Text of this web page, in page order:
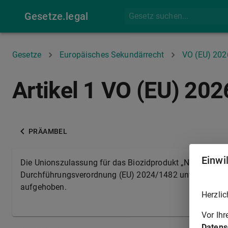
Gesetze.legal
Gesetze Europäisches Sekundärrecht VO (EU)
Artikel 1 VO (EU)
PRÄAMBEL
Die Unionszulassung für das Biozidprodukt „Nordkalk
Durchführungsverordnung (EU) 2024/1482 unter der
aufgehoben.
Vor